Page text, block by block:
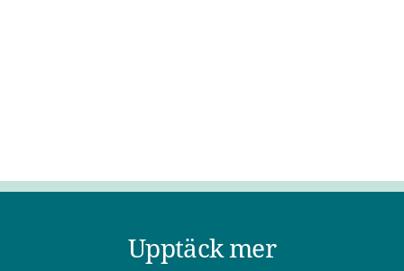
Upptäck mer